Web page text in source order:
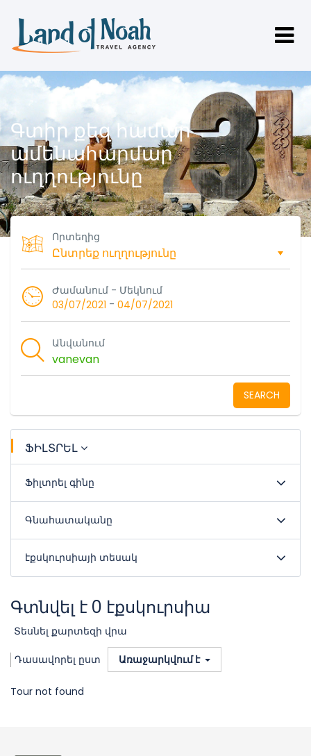
Գտիր քեզ համար
ամենահարմար
ուղղությունը
Որտեղից
Ժամանում - Մեկնում
03/07/2021 - 04/07/2021
Անվանում
SEARCH
ՖԻԼՏՐԵԼ
Ֆիլտրել գինը
Գնահատականը
էքսկուրսիայի տեսակ
Գտնվել է 0 էքսկուրսիա
Տեսնել քարտեզի վրա
Դասավորել ըստ Առաջարկվում է
Tour not found